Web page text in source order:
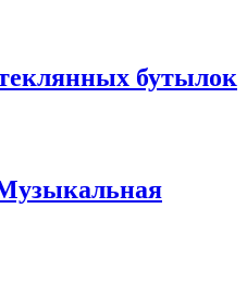
бутылок